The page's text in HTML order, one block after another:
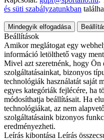
és süti szabályzatunkban
Mindegyik elfogadása
Beállítások
Amikor meglátogat egy
információ letölthető vagy
Mivel azt szeretnénk, hogy Ön
szolgáltatásainkat, bizonyos
technológiák használatát saját
egyes kategóriák fejlécére, ha
módosíthatja beállításait. Ha
technológiákat, az nem
szolgáltatásaink bizonyos
eredményezheti.
Leírás kibontása Leírás